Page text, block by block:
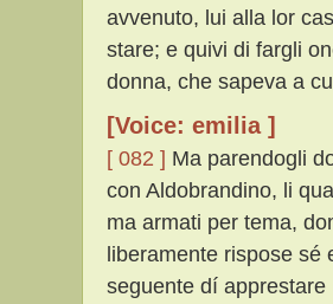
avvenuto, lui alla lor
stare; e quivi di fargli
donna, che sapeva a
[Voice: emilia ]
[ 082 ] Ma parendogli
con Aldobrandino, li
ma armati per tema,
liberamente rispose
seguente dí